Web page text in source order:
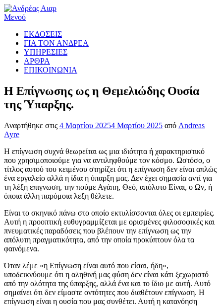
Προχωρήστε
στο
Μενού
ΕΚΔΟΣΕΙΣ
ΓΙΑ ΤΟΝ ΑΝΔΡΕΑ
ΥΠΗΡΕΣΙΕΣ
ΑΡΘΡΑ
ΕΠΙΚΟΙΝΩΝΙΑ
Η Επίγνωσης ως η Θεμελιώδης Ουσία
της Ύπαρξης.
Αναρτήθηκε στις 4 Μαρτίου 20254 Μαρτίου 2025 από Andreas
Ayre
Η επίγνωση συχνά θεωρείται ως μια ιδιότητα ή χαρακτηριστικό
που χρησιμοποιούμε για να αντιληφθούμε τον κόσμο. Ωστόσο, ο
τίτλος αυτού του κειμένου στηρίζει ότι η επίγνωση δεν είναι απλώς
ένα εργαλείο αλλά η ίδια η ύπαρξη μας. Δεν έχει σημασία αντί για
τη λέξη επιγνωση, την πούμε Αγάπη, Θεό, απόλυτο Είναι, ο Ων, ή
όποια άλλη παρόμοια λεξη θέλετε.
Είναι το σκηνικό πάνω στο οποίο εκτυλίσσονται όλες οι εμπειρίες.
Αυτή η προοπτική ευθυγραμμίζεται με ορισμένες φιλοσοφικές και
πνευματικές παραδόσεις που βλέπουν την επίγνωση ως την
απόλυτη πραγματικότητα, από την οποία προκύπτουν όλα τα
φαινόμενα.
Όταν λέμε «η Επίγνωση είναι αυτό που είσαι, ήδη»,
υποδεικνύουμε ότι η αληθινή μας φύση δεν είναι κάτι ξεχωριστό
από την ολότητα της ύπαρξης, αλλά ένα και το ίδιο με αυτή. Αυτό
σημαίνει ότι δεν είμαστε οντότητες που διαθέτουν επίγνωση. Η
επίγνωση είναι η ουσία που μας συνθέτει. Αυτή η κατανόηση